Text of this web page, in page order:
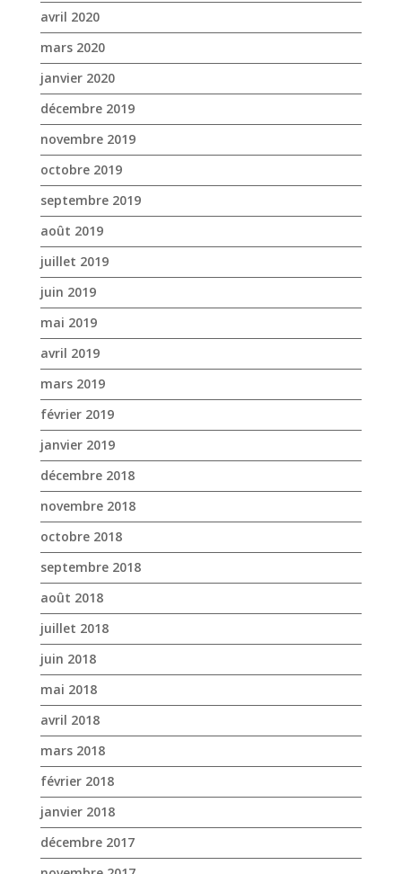
avril 2020
mars 2020
janvier 2020
décembre 2019
novembre 2019
octobre 2019
septembre 2019
août 2019
juillet 2019
juin 2019
mai 2019
avril 2019
mars 2019
février 2019
janvier 2019
décembre 2018
novembre 2018
octobre 2018
septembre 2018
août 2018
juillet 2018
juin 2018
mai 2018
avril 2018
mars 2018
février 2018
janvier 2018
décembre 2017